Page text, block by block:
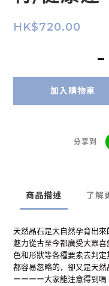
HK$720.00
加入購物車
分享到
商品描述 了解
天然晶石是大自然孕育出
魅力從古至今都廣受大眾
色和形狀等各種要素去判
都容易忽略的，卻又是天然
ーーーー大家能注意得到嗎